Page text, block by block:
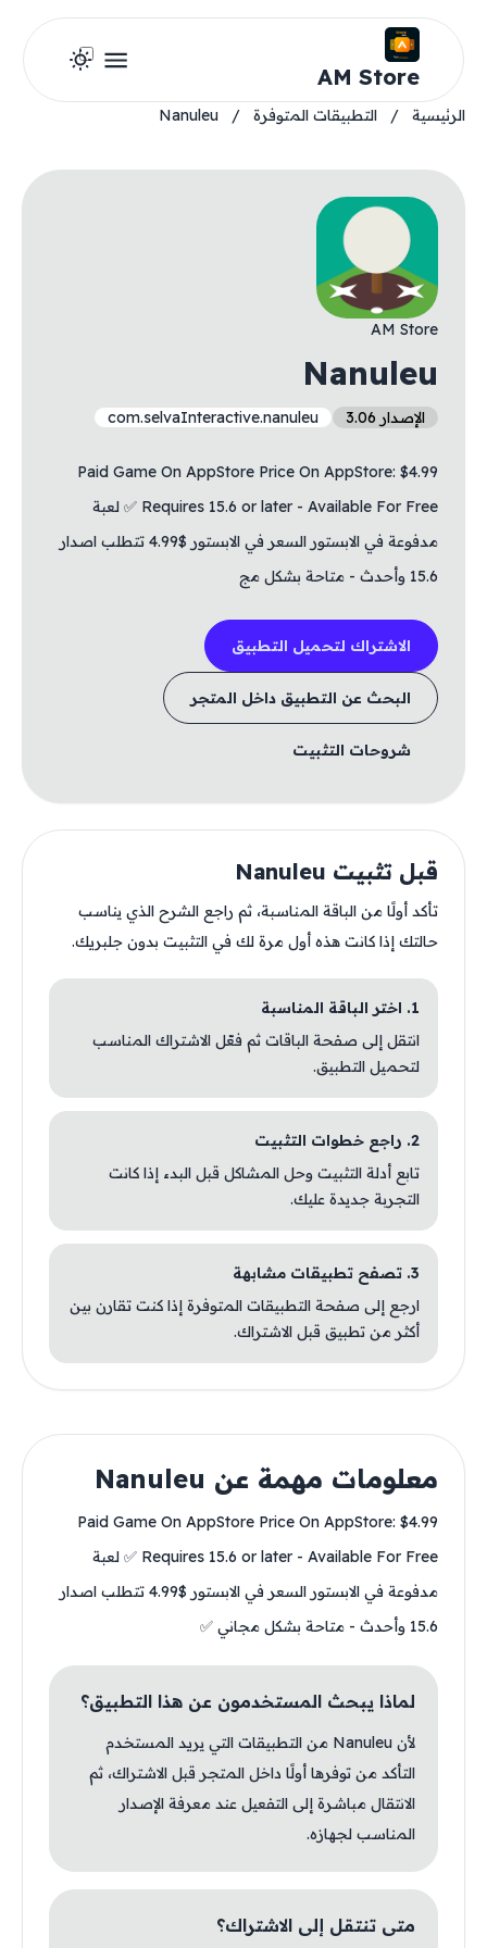
AM Store
الرئيسية / التطبيقات المتوفرة /
Nanuleu
AM Store
Nanuleu
الإصدار 3.06 com.selvaInteractive.nanuleu
Paid Game On AppStore Price On AppStore: $4.99
Requires 15.6 or later - Available For Free ✅ لعبة
مدفوعة في الابستور السعر في الابستور $4.99 تتطلب اصدار
15.6 وأحدث - متاحة بشكل مج
الاشتراك لتحميل التطبيق
البحث عن التطبيق داخل المتجر
شروحات التثبيت
قبل تثبيت Nanuleu
تأكد أولًا من الباقة المناسبة، ثم راجع الشرح الذي يناسب
حالتك إذا كانت هذه أول مرة لك في التثبيت بدون جلبريك.
1. اختر الباقة المناسبة
انتقل إلى صفحة الباقات ثم فعّل الاشتراك المناسب
لتحميل التطبيق.
2. راجع خطوات التثبيت
تابع أدلة التثبيت وحل المشاكل قبل البدء إذا كانت
التجربة جديدة عليك.
3. تصفح تطبيقات مشابهة
ارجع إلى صفحة التطبيقات المتوفرة إذا كنت تقارن بين
أكثر من تطبيق قبل الاشتراك.
معلومات مهمة عن Nanuleu
Paid Game On AppStore Price On AppStore: $4.99
Requires 15.6 or later - Available For Free ✅ لعبة
مدفوعة في الابستور السعر في الابستور $4.99 تتطلب اصدار
15.6 وأحدث - متاحة بشكل مجاني ✅
لماذا يبحث المستخدمون عن هذا التطبيق؟
لأن Nanuleu من التطبيقات التي يريد المستخدم
التأكد من توفرها أولًا داخل المتجر قبل الاشتراك، ثم
الانتقال مباشرة إلى التفعيل عند معرفة الإصدار
المناسب لجهازه.
متى تنتقل إلى الاشتراك؟